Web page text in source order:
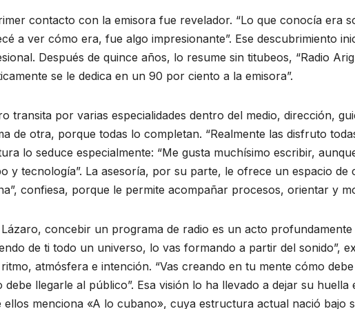
2026
reconocimien
tos escritor
Ariguanabens
e en Casas
literarias
internacionale
s
20 DE JUNIO DE 2026
MEYLIN PÉREZ GUZMÁN
contacto con la emisora fue revelador. “Lo que conocía era
a ver cómo era, fue algo impresionante”. Ese descubrimiento
Después de quince años, lo resume sin titubeos, “Radio
se le dedica en un 90 por ciento a la emisora”.
transita por varias especialidades dentro del medio, dirección,
de otra, porque todas lo completan. “Realmente las disfruto
lo seduce especialmente: “Me gusta muchísimo escribir,
y tecnología”. La asesoría, por su parte, le ofrece un espacio de
confiesa, porque le permite acompañar procesos, orientar y
concebir un programa de radio es un acto profundamente
de ti todo un universo, lo vas formando a partir del sonido”,
atmósfera e intención. “Vas creando en tu mente cómo
debe llegarle al público”. Esa visión lo ha llevado a dejar su
ellos menciona «A lo cubano», cuya estructura actual nació bajo